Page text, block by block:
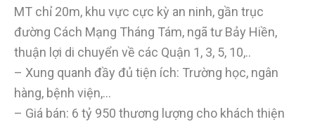
MT chỉ 20m, khu vực cực kỳ an ninh, gần trục
đường Cách Mạng Tháng Tám, ngã tư Bảy Hiền,
thuận lợi di chuyển về các Quận 1, 3, 5, 10,..
– Xung quanh đầy đủ tiện ích: Trường học, ngân
hàng, bệnh viện,…
– Giá bán: 6 tỷ 950 thương lượng cho khách thiện